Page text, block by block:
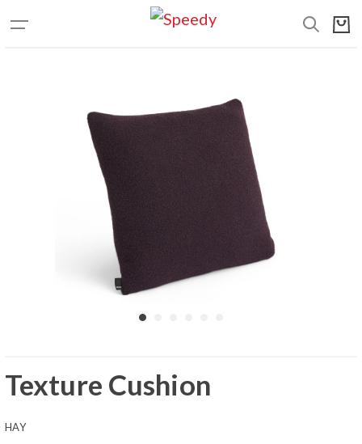
Texture Cushion
HAY